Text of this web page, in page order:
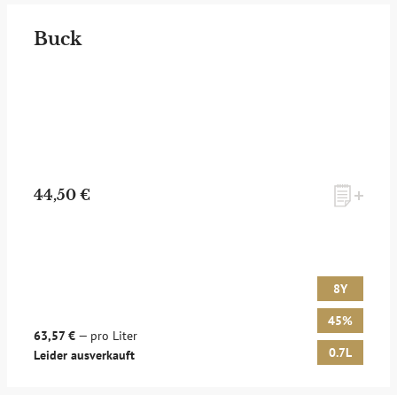
Buck
44,50 €
63,57 € — pro Liter
Leider ausverkauft
8Y
45%
0.7L